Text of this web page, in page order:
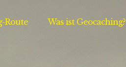
Route Was ist Geocaching?